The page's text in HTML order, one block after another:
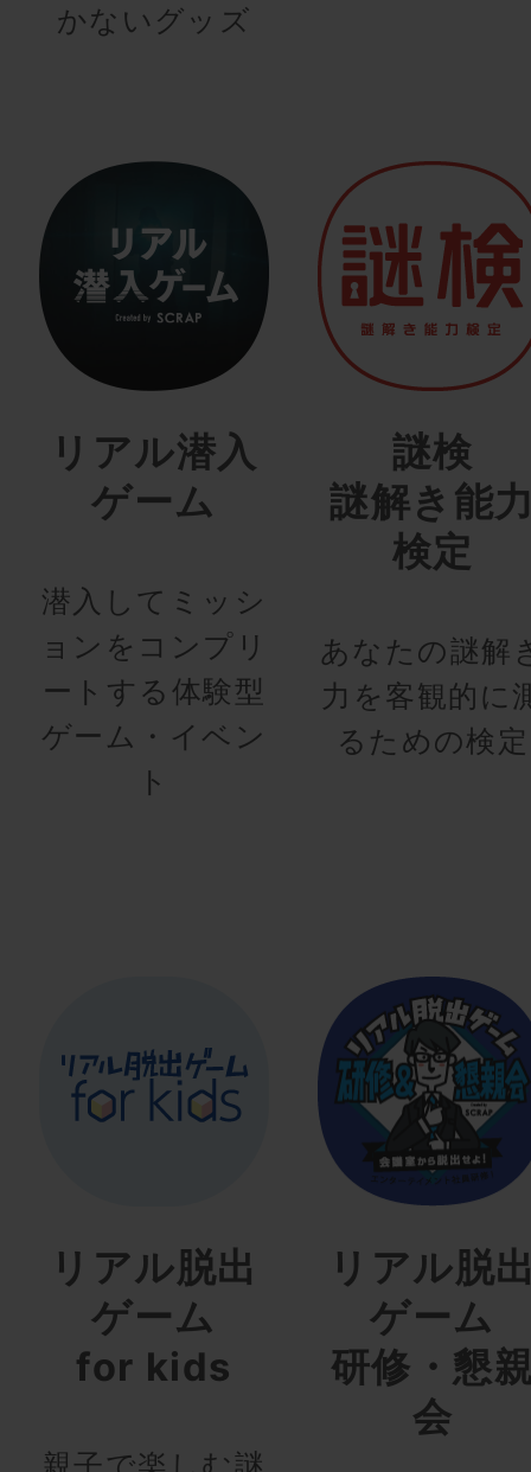
かないグッズ
リアル潜入
ゲーム
潜入してミッシ
ョンをコンプリ
ートする体験型
ゲーム・イベン
ト
謎検
謎解き能
検定
あなたの謎解
力を客観的に
るための検定
リアル脱出
ゲーム
for kids
リアル脱
ゲーム
研修・懇
会